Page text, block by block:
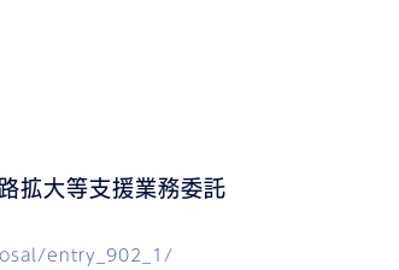
拡大等支援業務委託
entry_902_1/